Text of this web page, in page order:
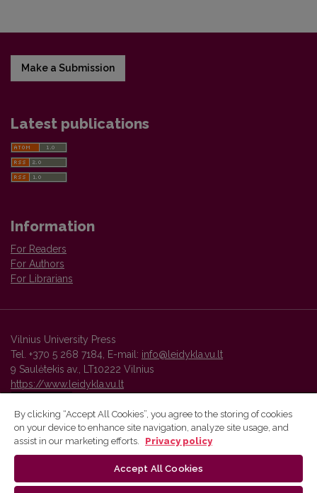
Make a Submission
Latest publications
Information
For Readers
For Authors
For Librarians
Vilnius University Press
Tel. +370 5 268 7184, E-mail: info@leidykla.vu.lt
9 Saulėtekis av., LT10222 Vilnius
https://www.leidykla.vu.lt
Vilnius University Press platform and metadata are distributed by
By clicking “Accept All Cookies”, you agree to the storing of cookies
on your device to enhance site navigation, analyze site usage, and
assist in our marketing efforts.
Privacy policy
Accept All Cookies